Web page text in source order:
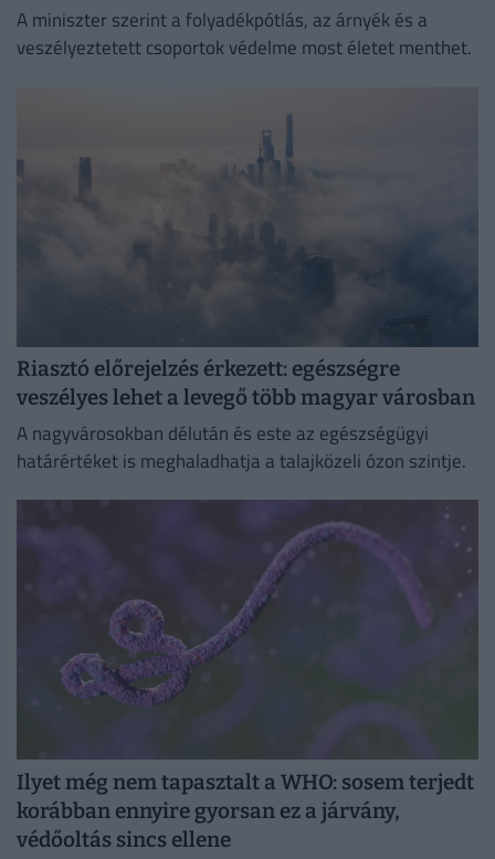
A miniszter szerint a folyadékpótlás, az árnyék és a
veszélyeztetett csoportok védelme most életet menthet.
Riasztó előrejelzés érkezett: egészségre
veszélyes lehet a levegő több magyar városban
A nagyvárosokban délután és este az egészségügyi
határértéket is meghaladhatja a talajközeli ózon szintje.
Ilyet még nem tapasztalt a WHO: sosem terjedt
korábban ennyire gyorsan ez a járvány,
védőoltás sincs ellene